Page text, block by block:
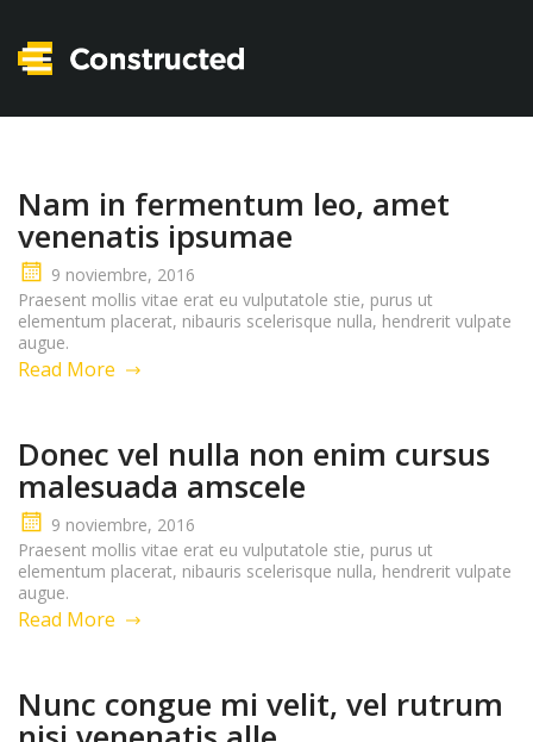
Nam in fermentum leo, amet
venenatis ipsumae
9 noviembre, 2016
Praesent mollis vitae erat eu vulputatole stie, purus ut
elementum placerat, nibauris scelerisque nulla, hendrerit vulpate
augue.
Read More
Donec vel nulla non enim cursus
malesuada amscele
9 noviembre, 2016
Praesent mollis vitae erat eu vulputatole stie, purus ut
elementum placerat, nibauris scelerisque nulla, hendrerit vulpate
augue.
Read More
Nunc congue mi velit, vel rutrum